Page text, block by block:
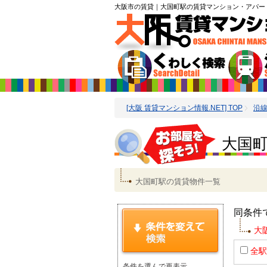
大阪市の賃貸 ｜大国町駅の賃貸マンション・アパ
[大阪 賃貸マンション情報.NET] TOP 沿
大国
大国町駅の賃貸物件一覧
同条件
大
全駅